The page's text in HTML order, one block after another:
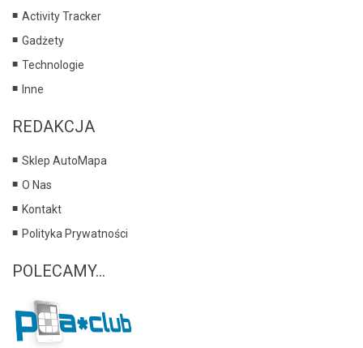
Activity Tracker
Gadżety
Technologie
Inne
REDAKCJA
Sklep AutoMapa
O Nas
Kontakt
Polityka Prywatności
POLECAMY...